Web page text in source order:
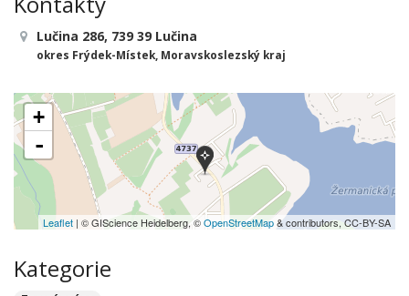
Lučina 286, 739 39 Lučina
okres Frýdek-Místek, Moravskoslezský kraj
+
-
Leaflet | © GIScience Heidelberg, ©OpenStreetMap& contributors, CC-BY-SA
Kategorie